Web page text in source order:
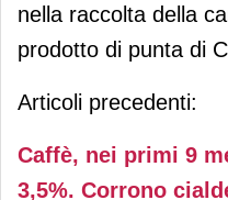
nella raccolta della
prodotto di punta di
Articoli precedenti:
Caffè, nei primi 9
3,5%. Corrono